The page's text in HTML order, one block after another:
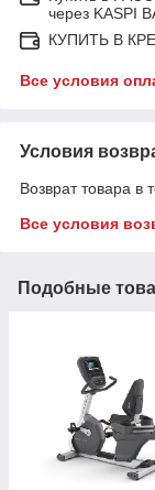
через KASPI
КУПИТЬ В
Все условия
Условия
Возврат товара в
Все условия
Подобные